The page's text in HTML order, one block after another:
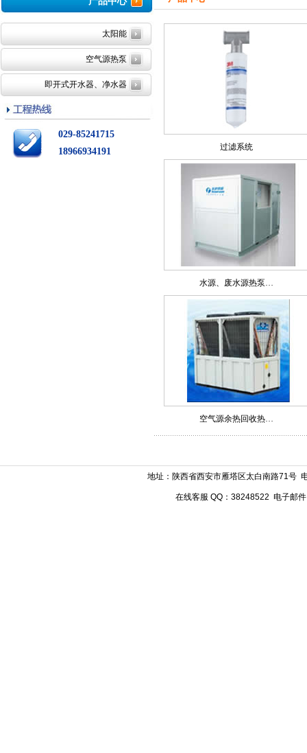
太阳能
空气源热泵
即开式开水器、净水器
029-85241715
18966934191
过滤系统
水源、废水源热泵…
空气源余热回收热…
地址：陕西省西安市雁塔区太白南路71
在线客服 QQ：38248522 电子邮